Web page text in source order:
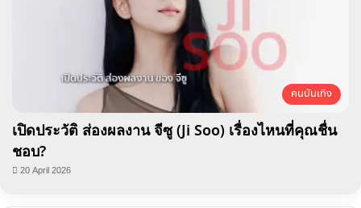
คนบันเทิง
เปิดประวัติ ส่องผลงาน จีซู (Ji Soo) เรื่องไหนที่คุณชื่น
ชอบ?
20 April 2026